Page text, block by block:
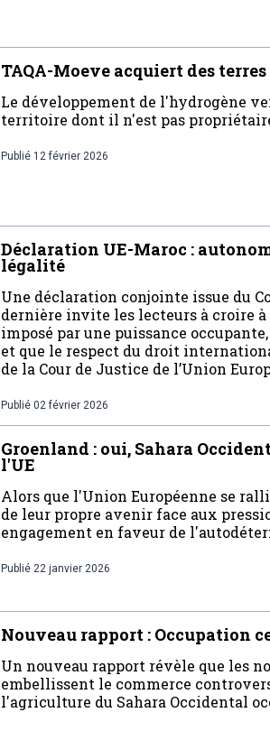
TAQA-Moeve acquiert des
Le développement de l'hydrogène
territoire dont il n'est pas
Publié 12 février 2026
Déclaration UE-Maroc :
légalité
Une déclaration conjointe issue du
dernière invite les lecteurs à croire
imposé par une puissance
et que le respect du droit
de la Cour de Justice de l’Union
Publié 02 février 2026
Groenland : oui, Sahara
l'UE
Alors que l'Union Européenne se
de leur propre avenir face aux
engagement en faveur de
Publié 22 janvier 2026
Nouveau rapport : Occupation
Un nouveau rapport révèle que les
embellissent le commerce
l'agriculture du Sahara Occidental